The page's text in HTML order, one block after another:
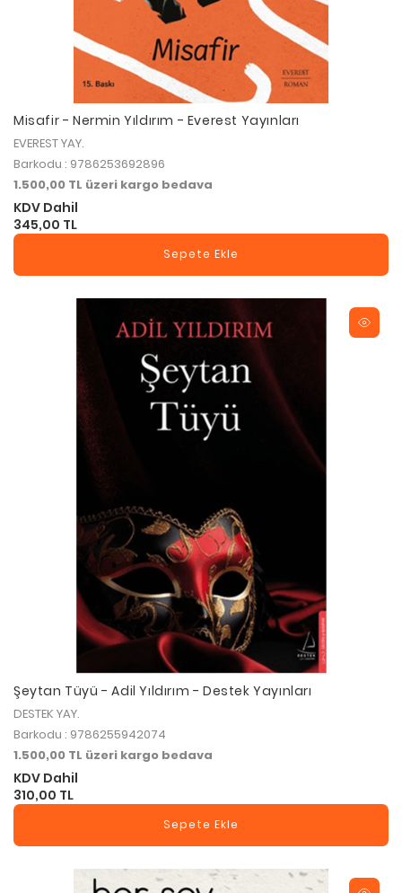
Misafir - Nermin Yıldırım - Everest Yayınları
EVEREST YAY.
Barkodu : 9786253692896
1.500,00 TL üzeri kargo bedava
KDV Dahil
345,00 TL
Sepete Ekle
Şeytan Tüyü - Adil Yıldırım - Destek Yayınları
DESTEK YAY.
Barkodu : 9786255942074
1.500,00 TL üzeri kargo bedava
KDV Dahil
310,00 TL
Sepete Ekle